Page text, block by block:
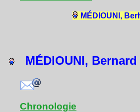
MÉDIOUNI,
MÉDIOUNI, Bernard
Chronologie